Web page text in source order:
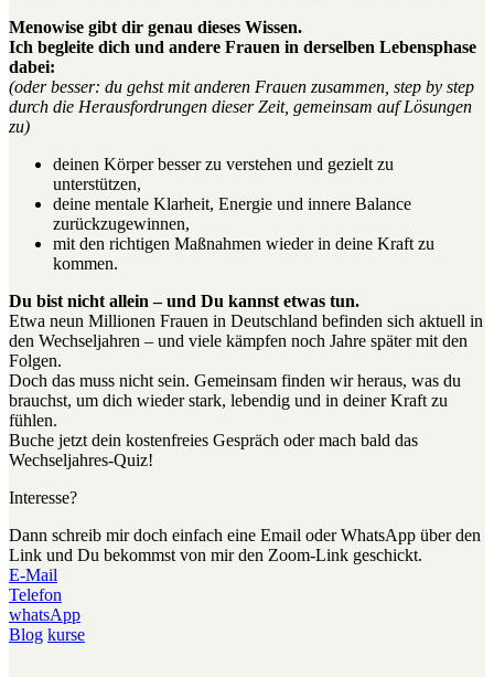
Menowise gibt dir genau dieses Wissen.
Ich begleite dich und andere Frauen in derselben Lebensphase
dabei:
(oder besser: du gehst mit anderen Frauen zusammen, step by step
durch die Herausfordrungen dieser Zeit, gemeinsam auf Lösungen
zu)
deinen Körper besser zu verstehen und gezielt zu
unterstützen,
deine mentale Klarheit, Energie und innere Balance
zurückzugewinnen,
mit den richtigen Maßnahmen wieder in deine Kraft zu
kommen.
Du bist nicht allein – und Du kannst etwas tun.
Etwa neun Millionen Frauen in Deutschland befinden sich aktuell in
den Wechseljahren – und viele kämpfen noch Jahre später mit den
Folgen.
Doch das muss nicht sein. Gemeinsam finden wir heraus, was du
brauchst, um dich wieder stark, lebendig und in deiner Kraft zu
fühlen.
Buche jetzt dein kostenfreies Gespräch oder mach bald das
Wechseljahres-Quiz!
Interesse?
Dann schreib mir doch einfach eine Email oder WhatsApp über den
Link und Du bekommst von mir den Zoom-Link geschickt.
E-Mail
Telefon
whatsApp
Blog kurse